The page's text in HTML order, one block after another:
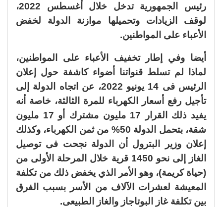
رئيس الجمهورية تدخل خلال أغسطس 2022،
لوقف الزيادات وتحميلها موازنة الدولة لخفض
الأعباء على المواطنين.
أيضا وفي إطار تخفيف الأعباء على المواطنين،
لماذا لم تسلط قنواتنا أضواء كاشفة حول إعلان
الرئيس فى 14 يونيو 2022، عن اتجاه الدولة إلى
تأجيل رفع أسعار الكهرباء للمرة الثالثة، خاصة أنه
يفيد ذلك القرار 17 مليون مشترك أو 17 مليون
شقة، بتحمل الدولة 50% من ثمن الكهرباء، وكذلك
إعلان وزير البترول أن الدولة نجحت فى توصيل
الغاز إلى نحو 1450 قرية خلال المرحلة الأولى من
(حياة كريمة)، وهو الأمر الذي يخفض ذلك من تكلفة
المعيشة لعشرات الآلاف من الأسر بسبب الفرق
بين تكلفة غاز البوتاجاز والغاز الطبيعى.